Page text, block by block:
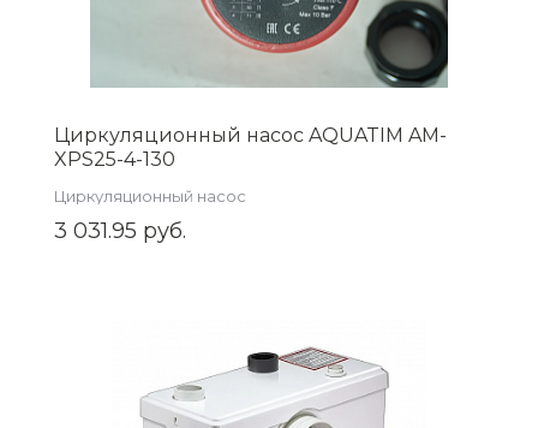
Циркуляционный насос AQUATIM AM-
XPS25-4-130
Циркуляционный насос
3 031.95 руб.